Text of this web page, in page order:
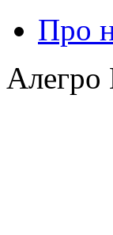
Про